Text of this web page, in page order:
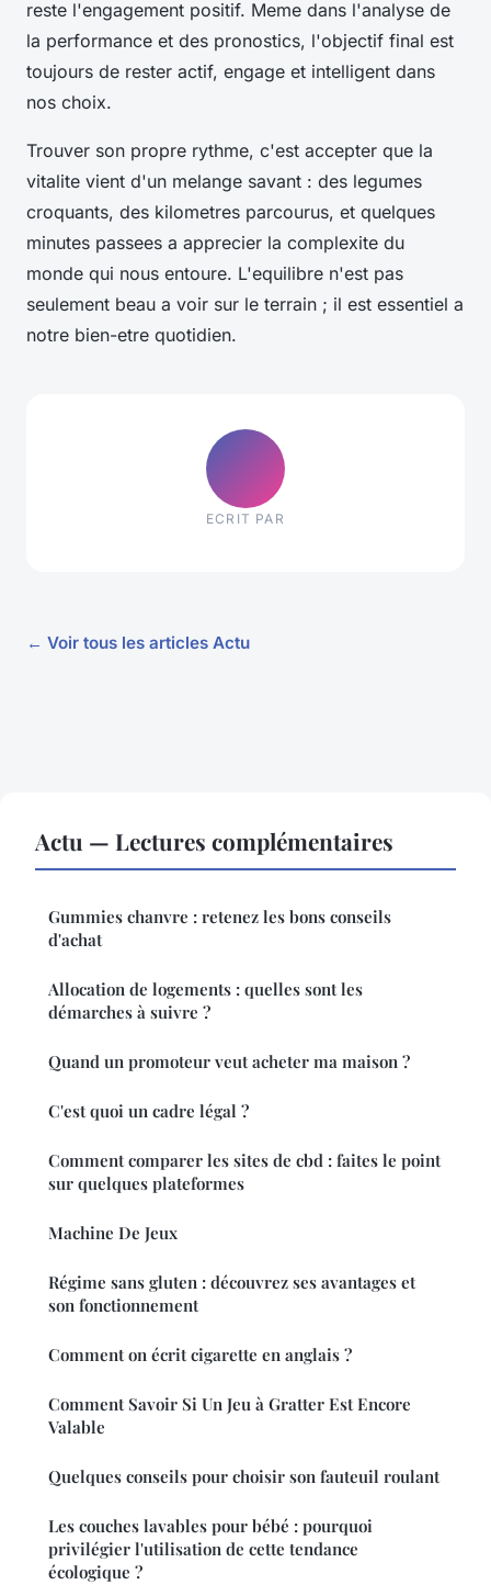
reste l'engagement positif. Meme dans l'analyse de
la performance et des pronostics, l'objectif final est
toujours de rester actif, engage et intelligent dans
nos choix.
Trouver son propre rythme, c'est accepter que la
vitalite vient d'un melange savant : des legumes
croquants, des kilometres parcourus, et quelques
minutes passees a apprecier la complexite du
monde qui nous entoure. L'equilibre n'est pas
seulement beau a voir sur le terrain ; il est essentiel a
notre bien-etre quotidien.
ECRIT PAR
← Voir tous les articles Actu
Actu — Lectures complémentaires
Gummies chanvre : retenez les bons conseils
d'achat
Allocation de logements : quelles sont les
démarches à suivre ?
Quand un promoteur veut acheter ma maison ?
C'est quoi un cadre légal ?
Comment comparer les sites de cbd : faites le point
sur quelques plateformes
Machine De Jeux
Régime sans gluten : découvrez ses avantages et
son fonctionnement
Comment on écrit cigarette en anglais ?
Comment Savoir Si Un Jeu à Gratter Est Encore
Valable
Quelques conseils pour choisir son fauteuil roulant
Les couches lavables pour bébé : pourquoi
privilégier l'utilisation de cette tendance
écologique ?